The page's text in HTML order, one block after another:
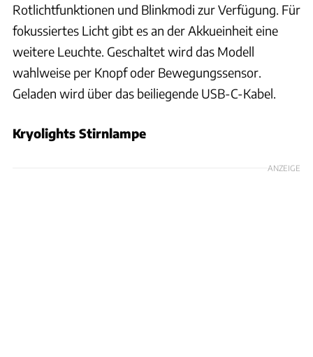
Rotlichtfunktionen und Blinkmodi zur Verfügung. Für
fokussiertes Licht gibt es an der Akkueinheit eine
weitere Leuchte. Geschaltet wird das Modell
wahlweise per Knopf oder Bewegungssensor.
Geladen wird über das beiliegende USB-C-Kabel.
Kryolights Stirnlampe
ANZEIGE